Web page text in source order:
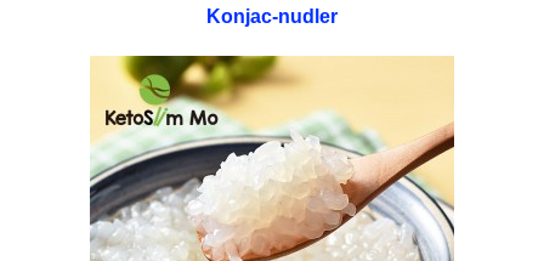
Konjac-nudler